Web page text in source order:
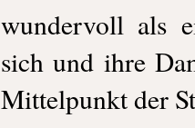
wundervoll als
sich und ihre
Mittelpunkt der